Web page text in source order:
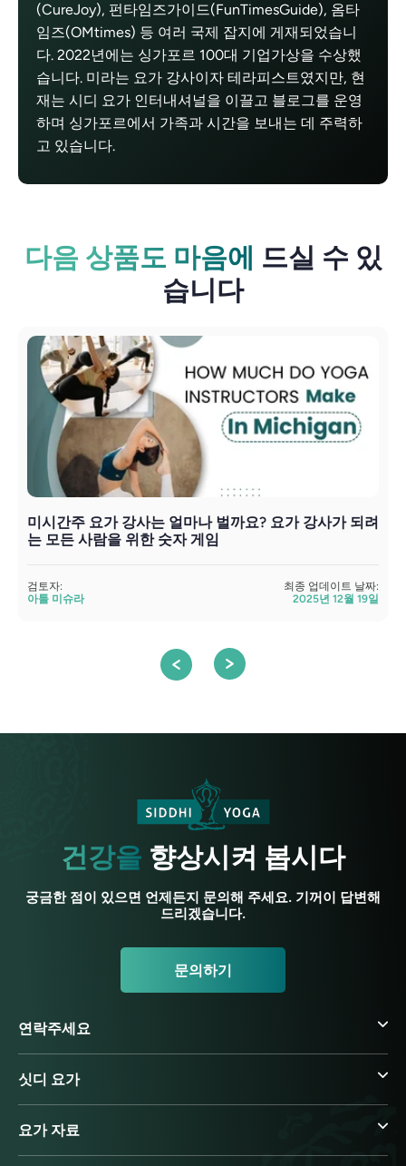
(CureJoy), 펀타임즈가이드(FunTimesGuide), 옴타
임즈(OMtimes) 등 여러 국제 잡지에 게재되었습니
다. 2022년에는 싱가포르 100대 기업가상을 수상했
습니다. 미라는 요가 강사이자 테라피스트였지만, 현
재는 시디 요가 인터내셔널을 이끌고 블로그를 운영
하며 싱가포르에서 가족과 시간을 보내는 데 주력하
고 있습니다.
다음 상품도 마음에 드실 수 있
습니다
미시간주 요가 강사는 얼마나 벌까요? 요가 강사가 되려
는 모든 사람을 위한 숫자 게임
검토자:
아툴 미슈라
최종 업데이트 날짜:
2025년 12월 19일
건강을 향상시켜 봅시다
궁금한 점이 있으면 언제든지 문의해 주세요. 기꺼이 답변해
드리겠습니다.
문의하기
연락주세요
싯디 요가
요가 자료